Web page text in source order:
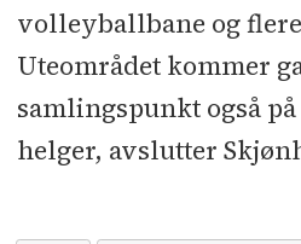
volleyballbane og
Uteområdet kommer
samlingspunkt også
helger, avslutter